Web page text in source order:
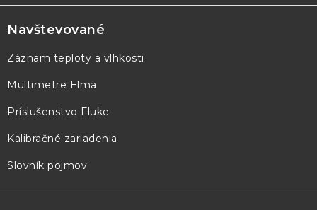
á
p
ä
e
Navštevované
Záznam teploty a vlhkosti
Multimetre Elma
Príslušenstvo Fluke
Kalibračné zariadenia
Slovník pojmov